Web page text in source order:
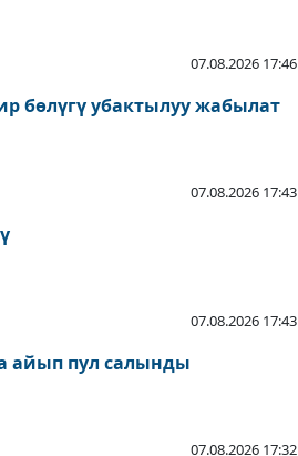
07.08.2026 17:46
бөлүгү убактылуу жабылат
07.08.2026 17:43
07.08.2026 17:43
айып пул салынды
07.08.2026 17:32